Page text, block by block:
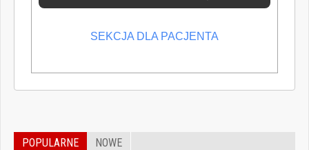
POPULARNE NOWE
SEKCJA DLA PACJENTA